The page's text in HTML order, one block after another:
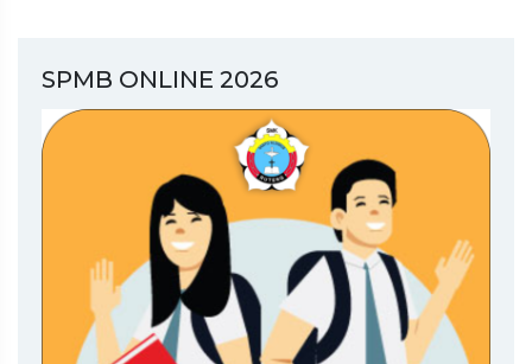
SPMB ONLINE 2026